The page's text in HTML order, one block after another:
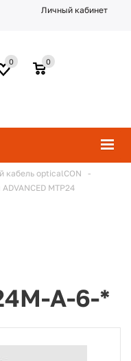
Личный кабинет
0
0
кабель opticalCON
-
MTP24
A-6-*